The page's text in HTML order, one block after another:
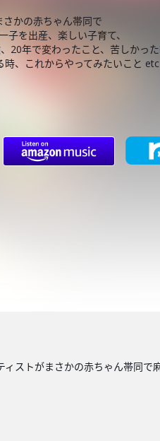
かの赤ちゃん帯同で
を出産、楽しい子育て、
20年で変わったこと、苦しかっ
、これからやってみたいこと
ストがまさかの赤ちゃん帯同で